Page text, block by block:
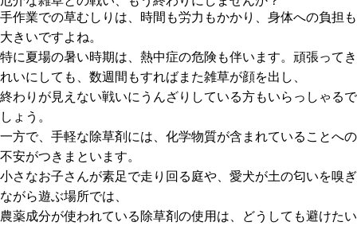
手作業での草むしりは、時間も労力もかかり、身体への負担も
大きいですよね。
特に夏場の暑い時期は、熱中症の危険も伴います。頑張ってき
れいにしても、数週間もすればまた雑草が顔を出し、
終わりが見えない戦いにうんざりしている方もいらっしゃるで
しょう。
一方で、手軽な除草剤には、化学物質が含まれていることへの
不安がつきまといます。
小さなお子さんが素足で走り回る庭や、愛犬が土の匂いを嗅ぎ
ながら遊ぶ場所では、
農薬成分が使われている除草剤の使用は、どうしても避けたい